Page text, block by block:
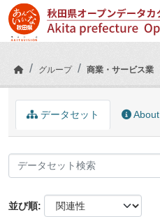
Skip to main content
グループ 商業・サービス業
データセット About
並び順